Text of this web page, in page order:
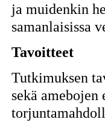
ja muidenkin
samanlaisissa
Tavoitteet
Tutkimuksen
sekä